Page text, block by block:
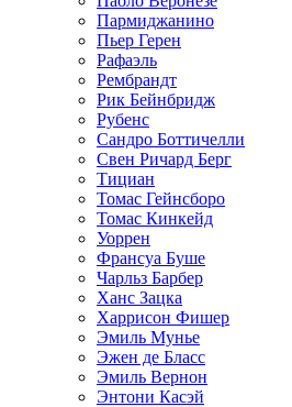
Пармиджанино
Пьер Герен
Рафаэль
Рембрандт
Рик Бейнбридж
Рубенс
Сандро Боттичелли
Свен Ричард Берг
Тициан
Томас Гейнсборо
Томас Кинкейд
Уоррен
Франсуа Буше
Чарльз Барбер
Ханс Зацка
Харрисон Фишер
Эмиль Мунье
Эжен де Бласс
Эмиль Вернон
Энтони Касэй